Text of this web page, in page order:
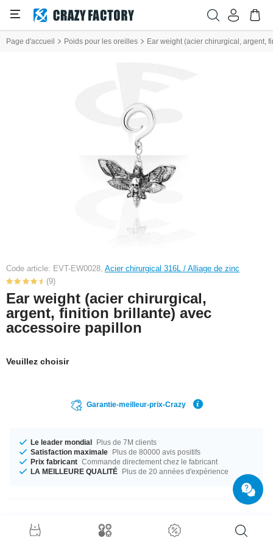
Page d'accueil Poids pour les oreilles Ear weight (acier chirurgical, argent,
Code article: EVT-EW0028, Acier chirurgical 316L / Alliage de zinc
(9)
Ear weight (acier chirurgical,
argent, finition brillante) avec
accessoire papillon
Veuillez choisir
Garantie-meilleur-prix-Crazy
Le leader mondial Plus de 7M clients
Satisfaction maximale Plus de 80000 avis positifs
Prix fabricant Commande directement chez le fabricant
LA MEILLEURE QUALITÉ Plus de 20 années d'expérience
Détails produit